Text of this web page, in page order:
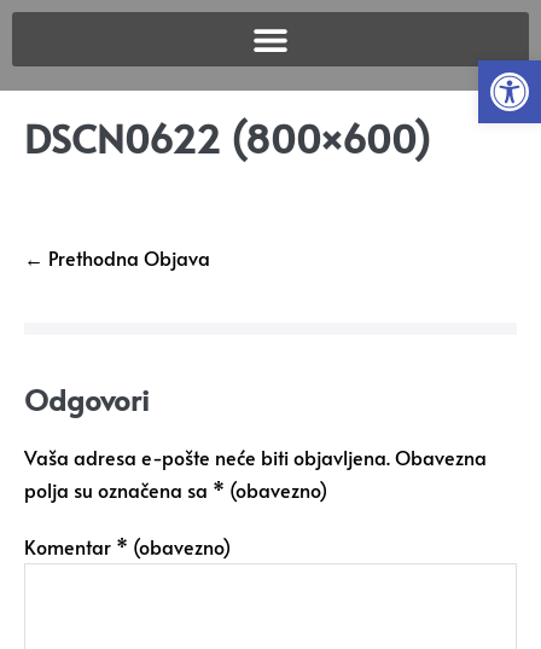
DSCN0622 (800×600)
← Prethodna Objava
Odgovori
Vaša adresa e-pošte neće biti objavljena.Obavezna
polja su označena sa * (obavezno)
Komentar * (obavezno)